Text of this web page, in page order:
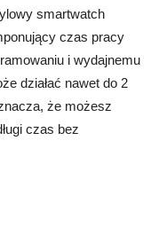
smartwatch
czas pracy
i wydajnemu
działać nawet do 2
że możesz
czas bez